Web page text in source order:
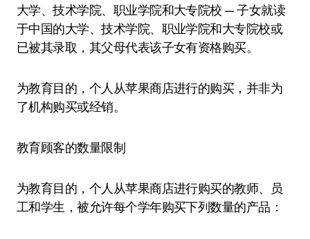
大学、技术学院、职业学院和大专院校 — 子女就读
于中国的大学、技术学院、职业学院和大专院校或
已被其录取，其父母代表该子女有资格购买。
为教育目的，个人从苹果商店进行的购买，并非为
了机构购买或经销。
教育顾客的数量限制
为教育目的，个人从苹果商店进行购买的教师、员
工和学生，被允许每个学年购买下列数量的产品：